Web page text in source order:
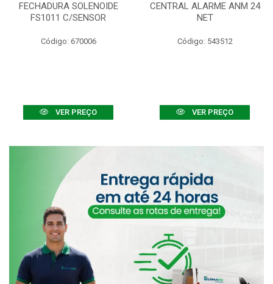
FECHADURA SOLENOIDE
FS1011 C/SENSOR
Código: 670006
VER PREÇO
CENTRAL ALARME ANM 24
NET
Código: 543512
VER PREÇO